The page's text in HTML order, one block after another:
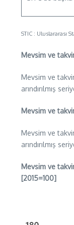
STIC : Uluslararası
Mevsim ve
Mevsim ve
arındırılmış
Mevsim ve
Mevsim ve
arındırılmış
Mevsim ve
[2015=100]